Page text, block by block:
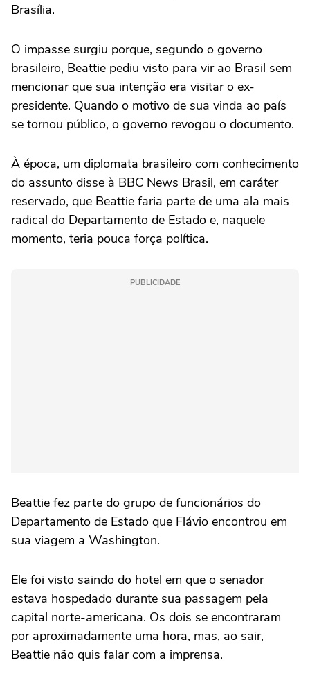
Brasília.
O impasse surgiu porque, segundo o governo
brasileiro, Beattie pediu visto para vir ao Brasil sem
mencionar que sua intenção era visitar o ex-
presidente. Quando o motivo de sua vinda ao país
se tornou público, o governo revogou o documento.
À época, um diplomata brasileiro com conhecimento
do assunto disse à BBC News Brasil, em caráter
reservado, que Beattie faria parte de uma ala mais
radical do Departamento de Estado e, naquele
momento, teria pouca força política.
PUBLICIDADE
Beattie fez parte do grupo de funcionários do
Departamento de Estado que Flávio encontrou em
sua viagem a Washington.
Ele foi visto saindo do hotel em que o senador
estava hospedado durante sua passagem pela
capital norte-americana. Os dois se encontraram
por aproximadamente uma hora, mas, ao sair,
Beattie não quis falar com a imprensa.